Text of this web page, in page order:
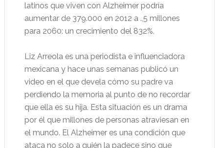
latinos que viven con Alzheimer podría
aumentar de 379.000 en 2012 a .,5 millones
para 2060: un crecimiento del 832%.
Liz Arreola es una periodista e influenciadora
mexicana y hace unas semanas publicó un
video en el que devela cómo su padre va
perdiendo la memoria al punto de no recordar
que ella es su hija. Esta situación es un drama
por él que millones de personas atraviesan en
el mundo. El Alzheimer es una condición que
ataca no solo a quién la padece sino que